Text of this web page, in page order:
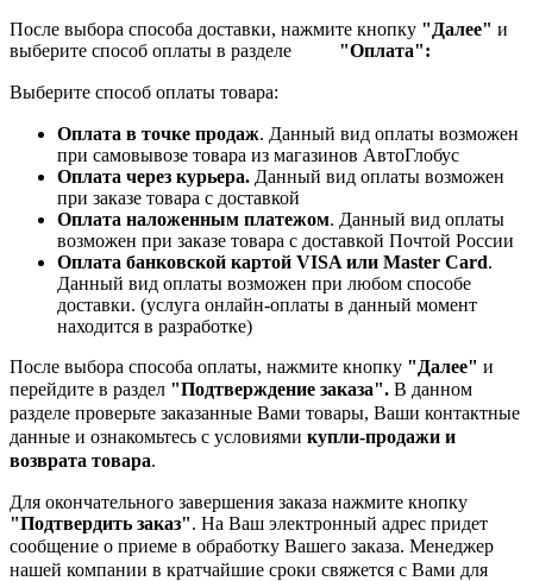
После выбора способа доставки, нажмите кнопку "Далее" и
выберите способ оплаты в разделе "Оплата":
Выберите способ оплаты товара:
Оплата в точке продаж. Данный вид оплаты возможен
при самовывозе товара из магазинов АвтоГлобус
Оплата через курьера. Данный вид оплаты возможен
при заказе товара с доставкой
Оплата наложенным платежом. Данный вид оплаты
возможен при заказе товара с доставкой Почтой России
Оплата банковской картой VISA или Master Card.
Данный вид оплаты возможен при любом способе
доставки. (услуга онлайн-оплаты в данный момент
находится в разработке)
После выбора способа оплаты, нажмите кнопку "Далее" и
перейдите в раздел "Подтверждение заказа". В данном
разделе проверьте заказанные Вами товары, Ваши контактные
данные и ознакомьтесь с условиями купли-продажи и
возврата товара.
Для окончательного завершения заказа нажмите кнопку
"Подтвердить заказ". На Ваш электронный адрес придет
сообщение о приеме в обработку Вашего заказа. Менеджер
нашей компании в кратчайшие сроки свяжется с Вами для